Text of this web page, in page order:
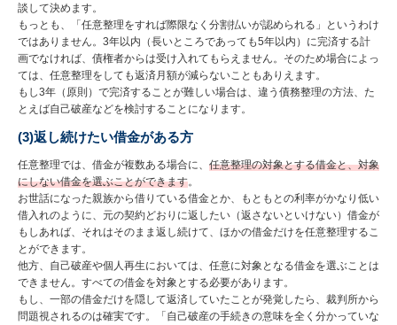
談して決めます。
もっとも、「任意整理をすれば際限なく分割払いが認められる」というわけ
ではありません。3年以内（長いところであっても5年以内）に完済する計
画でなければ、債権者からは受け入れてもらえません。そのため場合によっ
ては、任意整理をしても返済月額が減らないこともありえます。
もし3年（原則）で完済することが難しい場合は、違う債務整理の方法、た
とえば自己破産などを検討することになります。
(3)返し続けたい借金がある方
任意整理では、借金が複数ある場合に、 任意整理の対象とする借金と、対象
にしない借金を選ぶことができます。
お世話になった親族から借りている借金とか、もともとの利率がかなり低い
借入れのように、元の契約どおりに返したい（返さないといけない）借金が
もしあれば、それはそのまま返し続けて、ほかの借金だけを任意整理するこ
とができます。
他方、自己破産や個人再生においては、任意に対象となる借金を選ぶことは
できません。すべての借金を対象とする必要があります。
もし、一部の借金だけを隠して返済していたことが発覚したら、裁判所から
問題視されるのは確実です。「自己破産の手続きの意味を全く分かっていな